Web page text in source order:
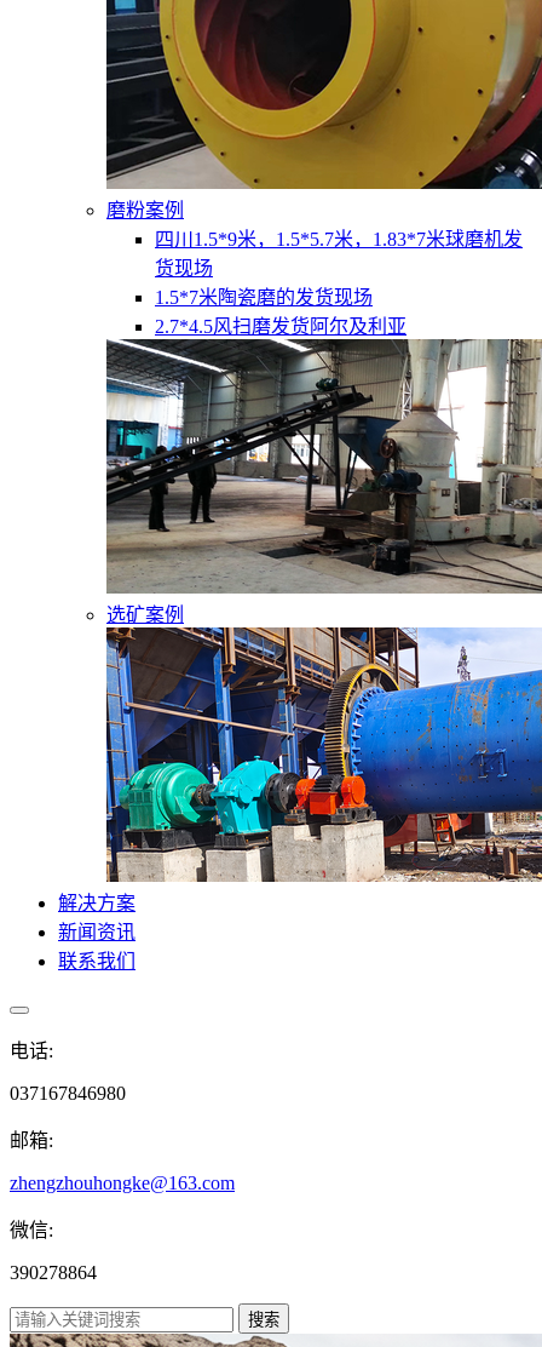
磨粉案例
四川1.5*9米，1.5*5.7米，1.83*7米球磨机发
货现场
1.5*7米陶瓷磨的发货现场
2.7*4.5风扫磨发货阿尔及利亚
选矿案例
解决方案
新闻资讯
联系我们
电话:
037167846980
邮箱:
zhengzhouhongke@163.com
微信:
390278864
搜索